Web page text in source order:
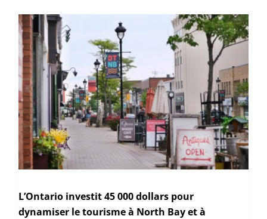
L’Ontario investit 45 000 dollars pour
dynamiser le tourisme à North Bay et à